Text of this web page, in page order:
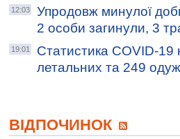
12:03
Упродовж минулої
2 особи загинули, 3
19:01
Статистика COVID-19
летальних та 249
ВІДПОЧИНОК